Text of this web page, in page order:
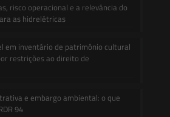
risco operacional e a relevância do
as hidrelétricas
em inventário de patrimônio cultural
restrições ao direito de
e embargo ambiental: o que
94